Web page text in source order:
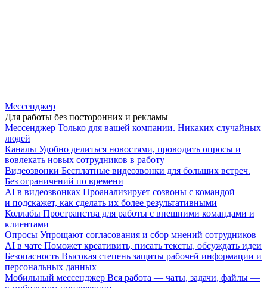
Мессенджер
Для работы без посторонних и рекламы
Мессенджер Только для вашей компании. Никаких случайных
людей
Каналы Удобно делиться новостями, проводить опросы и
вовлекать новых сотрудников в работу
Видеозвонки Бесплатные видеозвонки для больших встреч.
Без ограничений по времени
AI в видеозвонках Проанализирует созвоны с командой
и подскажет, как сделать их более результативными
Коллабы Пространства для работы с внешними командами и
клиентами
Опросы Упрощают согласования и сбор мнений сотрудников
AI в чате Поможет креативить, писать тексты, обсуждать идеи
Безопасность Высокая степень защиты рабочей информации и
персональных данных
Мобильный мессенджер Вся работа — чаты, задачи, файлы —